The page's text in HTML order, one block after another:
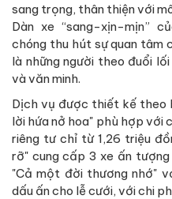
sang trọng, thân thiện với
Dàn xe “sang-xịn-mịn”
chóng thu hút sự quan tâm
là những người theo đuổi
và văn minh.
Dịch vụ được thiết kế theo
lời hứa nở hoa" phù hợp với
riêng tư chỉ từ 1,26 triệu
rỡ" cung cấp 3 xe ấn
"Cả một đời thương nhớ"
dấu ấn cho lễ cưới, với chi